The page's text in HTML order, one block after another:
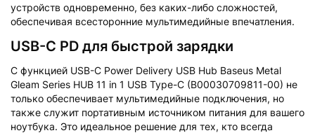
устройств одновременно, без каких-либо сложностей,
обеспечивая всесторонние мультимедийные впечатления.
USB-C PD для быстрой зарядки
С функцией USB-C Power Delivery USB Hub Baseus Metal
Gleam Series HUB 11 in 1 USB Type-C (B00030709811-00) не
только обеспечивает мультимедийные подключения, но
также служит портативным источником питания для вашего
ноутбука. Это идеальное решение для тех, кто всегда